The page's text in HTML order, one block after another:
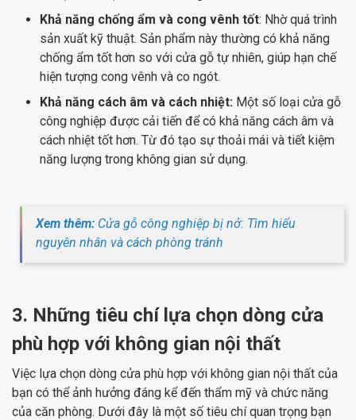
Khả năng chống ẩm và cong vênh tốt: Nhờ quá trình
sản xuất kỹ thuật. Sản phẩm này thường có khả năng
chống ẩm tốt hơn so với cửa gỗ tự nhiên, giúp hạn chế
hiện tượng cong vênh và co ngót.
Khả năng cách âm và cách nhiệt: Một số loại cửa gỗ
công nghiệp được cải tiến để có khả năng cách âm và
cách nhiệt tốt hơn. Từ đó tạo sự thoải mái và tiết kiệm
năng lượng trong không gian sử dụng.
Xem thêm: Cửa gỗ công nghiệp bị nở: Tìm hiểu
nguyên nhân và cách phòng tránh
3. Những tiêu chí lựa chọn dòng cửa
phù hợp với không gian nội thất
Việc lựa chọn dòng cửa phù hợp với không gian nội thất của
bạn có thể ảnh hưởng đáng kể đến thẩm mỹ và chức năng
của căn phòng. Dưới đây là một số tiêu chí quan trọng bạn